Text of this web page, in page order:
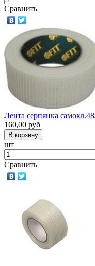
Сравнить
Лента серпянка
160,00 руб
шт
Сравнить